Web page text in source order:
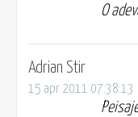
O
Adrian Stir
15 apr 2011 07:38:13